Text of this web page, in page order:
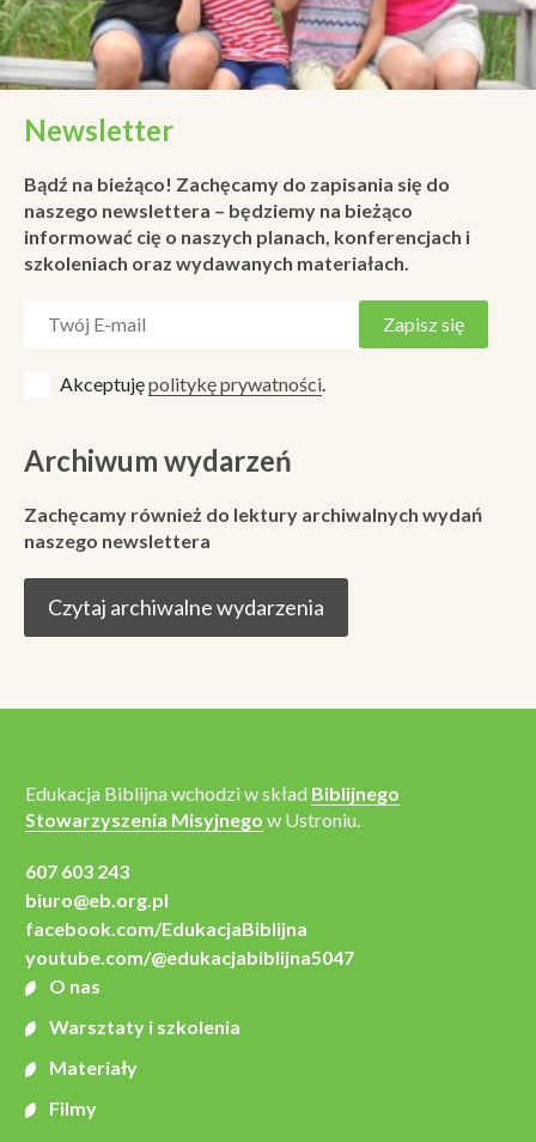
Newsletter
Bądź na bieżąco! Zachęcamy do zapisania się do
naszego newslettera – będziemy na bieżąco
informować cię o naszych planach, konferencjach i
szkoleniach oraz wydawanych materiałach.
Akceptujępolitykę prywatności.
Archiwum wydarzeń
Zachęcamy również do lektury archiwalnych wydań
naszego newslettera
Czytaj archiwalne wydarzenia
Edukacja Biblijna wchodzi w skład Biblijnego
Stowarzyszenia Misyjnego w Ustroniu.
607 603 243
biuro@eb.org.pl
facebook.com/EdukacjaBiblijna
youtube.com/@edukacjabiblijna5047
O nas
Warsztaty i szkolenia
Materiały
Filmy